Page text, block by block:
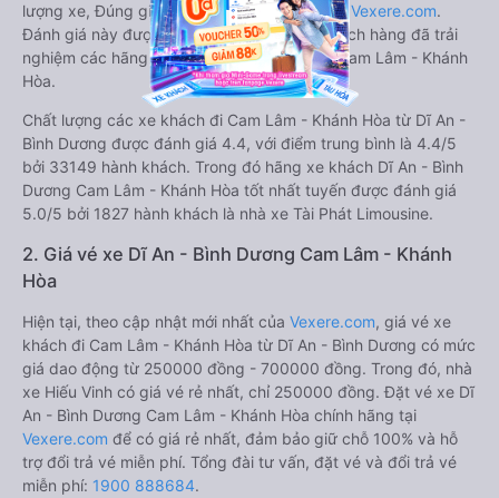
lượng xe, Đúng giờ, Chất lượng phục vụ trênVexere.com.
Đánh giá này được viết trực tiếp bởi các khách hàng đã trải
nghiệm các hãng Xe Dĩ An - Bình Dương đi Cam Lâm - Khánh
Hòa.
Chất lượng các xe khách đi Cam Lâm - Khánh Hòa từ Dĩ An -
Bình Dương được đánh giá 4.4, với điểm trung bình là 4.4/5
bởi 33149 hành khách. Trong đó hãng xe khách Dĩ An - Bình
Dương Cam Lâm - Khánh Hòa tốt nhất tuyến được đánh giá
5.0/5 bởi 1827 hành khách là nhà xe Tài Phát Limousine.
2. Giá vé xe Dĩ An - Bình Dương Cam Lâm - Khánh
Hòa
Hiện tại, theo cập nhật mới nhất của Vexere.com, giá vé xe
khách đi Cam Lâm - Khánh Hòa từ Dĩ An - Bình Dương có mức
giá dao động từ 250000 đồng - 700000 đồng. Trong đó, nhà
xe Hiếu Vinh có giá vé rẻ nhất, chỉ 250000 đồng. Đặt vé xe Dĩ
An - Bình Dương Cam Lâm - Khánh Hòa chính hãng tại
Vexere.com để có giá rẻ nhất, đảm bảo giữ chỗ 100% và hỗ
trợ đổi trả vé miễn phí. Tổng đài tư vấn, đặt vé và đổi trả vé
miễn phí: 1900 888684.